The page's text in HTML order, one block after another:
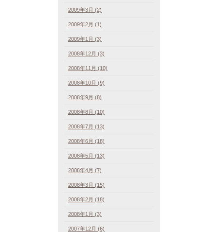
2009年3月 (2)
2009年2月 (1)
2009年1月 (3)
2008年12月 (3)
2008年11月 (10)
2008年10月 (9)
2008年9月 (8)
2008年8月 (10)
2008年7月 (13)
2008年6月 (18)
2008年5月 (13)
2008年4月 (7)
2008年3月 (15)
2008年2月 (18)
2008年1月 (3)
2007年12月 (6)